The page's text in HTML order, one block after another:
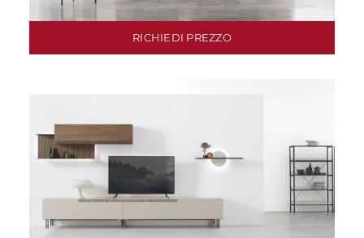
RICHIEDI PREZZO